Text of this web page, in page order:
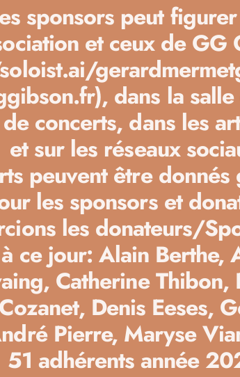
sponsors peut
et ceux de GG
dans la
concerts, dans les
et sur les réseaux
peuvent être donnés
les sponsors et
les donateurs/
ce jour: Alain Berthe,
Catherine Thibon,
Denis Eeses,
Pierre, Maryse
51 adhérents année